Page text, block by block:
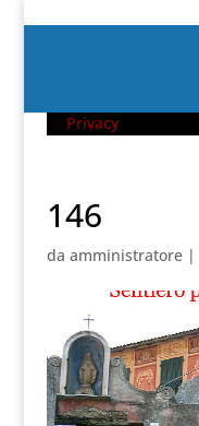
Privacy
146
da amministratore|